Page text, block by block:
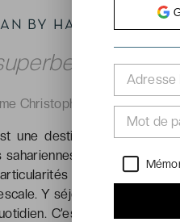
BY HABITAS
Christophe, correspondant
une destination qui sort
sahariennes envoûtantes,
géographiques
Y séjourner est le fruit
C’est l’impression
Adresse
Mot de